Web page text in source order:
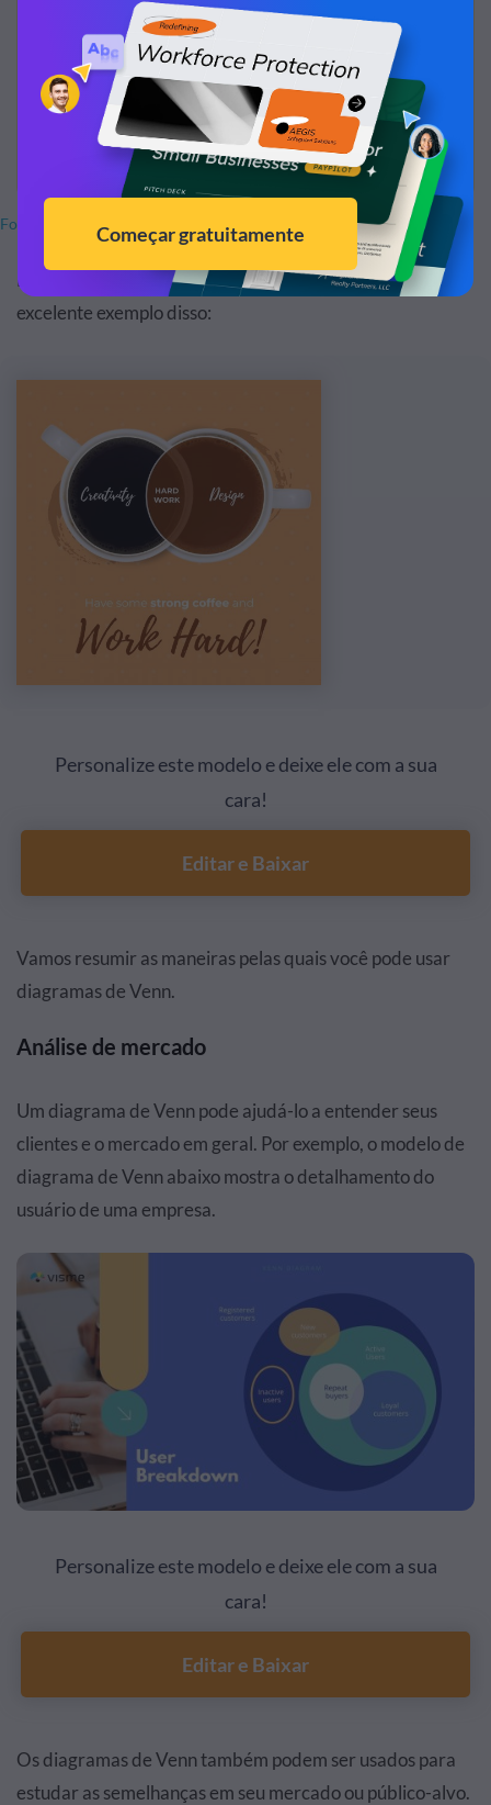
Fonte da imagem
E, não há como pará-lo se você for criativo. Aqui está um
excelente exemplo disso:
Personalize este modelo e deixe ele com a sua
cara!
Editar e Baixar
Vamos resumir as maneiras pelas quais você pode usar
diagramas de Venn.
Análise de mercado
Um diagrama de Venn pode ajudá-lo a entender seus
clientes e o mercado em geral. Por exemplo, o modelo de
diagrama de Venn abaixo mostra o detalhamento do
usuário de uma empresa.
Personalize este modelo e deixe ele com a sua
cara!
Editar e Baixar
Os diagramas de Venn também podem ser usados para
estudar as semelhanças em seu mercado ou público-alvo.